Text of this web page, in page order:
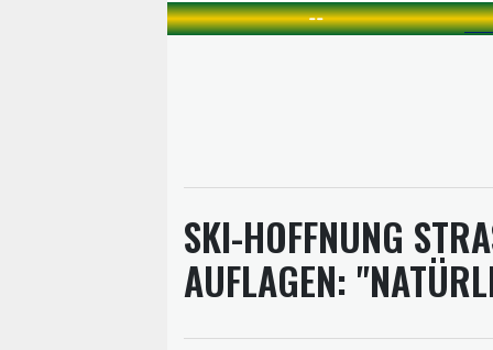
Frankfurt am Main
28 °C
--
SKI-HOFFNUNG
UFLAGEN: